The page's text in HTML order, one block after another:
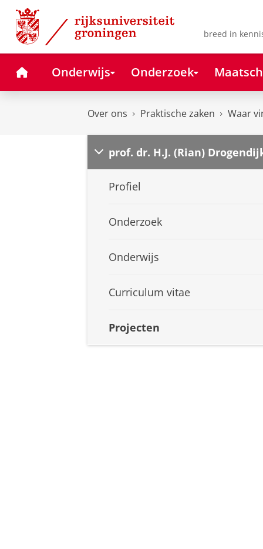
Skip
Content
Skip
Navigation
breed in
HomeOnderwijs Onderzoek
Over ons Praktische zaken Waar
prof. dr. H.J. (Rian)
Profiel
Onderzoek
Onderwijs
Curriculum vitae
Projecten